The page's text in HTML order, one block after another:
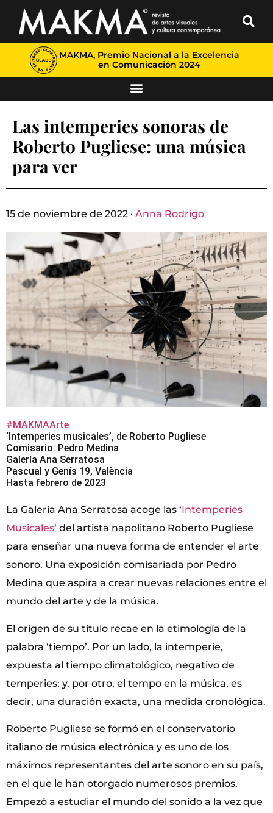
MAKMA, Premio Nacional a la Excelencia
en Comunicación 2024
Las intemperies sonoras de
Roberto Pugliese: una música
para ver
15 de noviembre de 2022 · Anna Rodrigo
#MAKMAArte
‘Intemperies musicales’, de Roberto Pugliese
Comisario: Pedro Medina
Galería Ana Serratosa
Pascual y Genís 19, València
Hasta febrero de 2023
La Galería Ana Serratosa acoge las ‘Intemperies
Musicales‘ del artista napolitano Roberto Pugliese
para enseñar una nueva forma de entender el arte
sonoro. Una exposición comisariada por Pedro
Medina que aspira a crear nuevas relaciones entre el
mundo del arte y de la música.
El origen de su título recae en la etimología de la
palabra ‘tiempo’. Por un lado, la intemperie,
expuesta al tiempo climatológico, negativo de
temperies; y, por otro, el tempo en la música, es
decir, una duración exacta, una medida cronológica.
Roberto Pugliese se formó en el conservatorio
italiano de música electrónica y es uno de los
máximos representantes del arte sonoro en su país,
en el que le han otorgado numerosos premios.
Empezó a estudiar el mundo del sonido a la vez que